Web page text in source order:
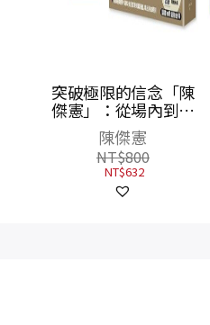
突破極限的信念「陳
傑憲」：從場內到場
外，台灣隊長全力以
赴的堅持與自白【限
量精裝印簽典藏版】
（限量典藏「勝利球
衣小卡組」＋「關鍵
陳傑憲
NT$800
NT$632